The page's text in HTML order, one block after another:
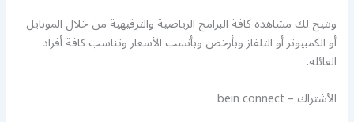
ونتيح لك مشاهدة كافة البرامج الرياضية والترفيهية من خلال الموبايل
أو الكمبيوتر أو التلفاز وبأرخص وبأنسب الأسعار وتناسب كافة أفراد
العائلة.
الأشتراك – bein connect